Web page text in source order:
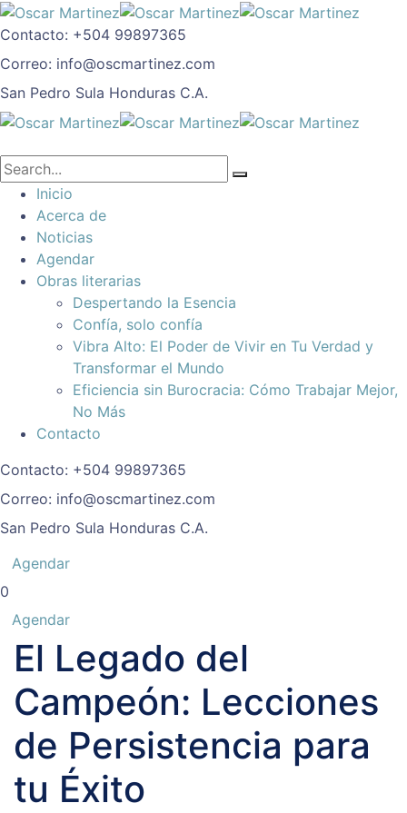
Contacto: +504 99897365
Correo: info@oscmartinez.com
San Pedro Sula Honduras C.A.
Inicio
Acerca de
Noticias
Agendar
Obras literarias
Despertando la Esencia
Confía, solo confía
Vibra Alto: El Poder de Vivir en Tu Verdad y
Transformar el Mundo
Eficiencia sin Burocracia: Cómo Trabajar Mejor,
No Más
Contacto
Contacto: +504 99897365
Correo: info@oscmartinez.com
San Pedro Sula Honduras C.A.
Agendar
0
Agendar
El Legado del
Campeón: Lecciones
de Persistencia para
tu Éxito